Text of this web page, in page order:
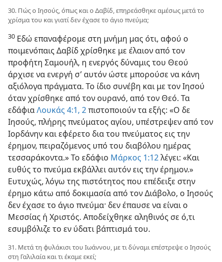
30. Πώς ο Ιησούς, όπως και ο Δαβίδ, επηρεάσθηκε αμέσως μετά το
χρίσμα του και γιατί δεν έχασε το άγιο πνεύμα;
30 Εδώ επαναφέρομε στη μνήμη μας ότι, αφού ο
ποιμενόπαις Δαβίδ χρίσθηκε με έλαιον από τον
προφήτη Σαμουήλ, η ενεργός δύναμις του Θεού
άρχισε να ενεργή σ’ αυτόν ώστε μπορούσε να κάνη
αξιόλογα πράγματα. Το ίδιο συνέβη και με τον Ιησού
όταν χρίσθηκε από τον ουρανό, από τον Θεό. Τα
εδάφιαΛουκάς 4:1, 2πιστοποιούν τα εξής: «Ο δε
Ιησούς, πλήρης πνεύματος αγίου, υπέστρεψεν από τον
Ιορδάνην και εφέρετο δια του πνεύματος εις την
έρημον, πειραζόμενος υπό του διαβόλου ημέρας
τεσσαράκοντα.» Το εδάφιο Μάρκος 1:12λέγει: «Και
ευθύς το πνεύμα εκβάλλει αυτόν εις την έρημον.»
Ευτυχώς, λόγω της πιστότητος που επέδειξε στην
έρημο κάτω από δοκιμασία από τον Διάβολο, ο Ιησούς
δεν έχασε το άγιο πνεύμα· δεν έπαυσε να είναι ο
Μεσσίας ή Χριστός. Αποδείχθηκε αληθινός σε ό,τι
εσυμβόλιζε το εν ύδατι βάπτισμά του.
31. Μετά τη φυλάκισι του Ιωάννου, με τι δύναμι επέστρεψε ο Ιησούς
στη Γαλιλαία και τι έκαμε εκεί;